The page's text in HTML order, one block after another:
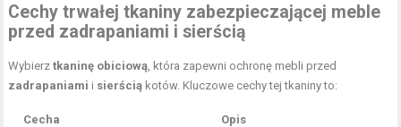
Cechy trwałej tkaniny zabezpieczającej meble
przed zadrapaniami i sierścią
Wybierztkaninę obiciową , która zapewni ochronę mebli przed
zadrapaniami i sierścią kotów. Kluczowe cechy tej tkaniny to:
Cecha Opis